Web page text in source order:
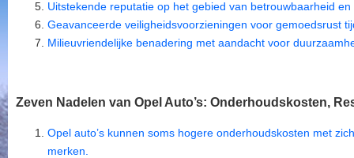
Uitstekende reputatie op het gebied van betrouwbaarheid
Geavanceerde veiligheidsvoorzieningen voor gemoedsrust
Milieuvriendelijke benadering met aandacht voor
Zeven Nadelen van Opel Auto’s: Onderhoudskosten,
Opel auto’s kunnen soms hogere onderhoudskosten met
merken.